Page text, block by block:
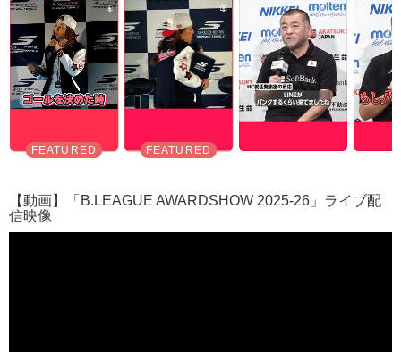
【動画】「B.LEAGUE AWARDSHOW 2025-26」ライブ配
信映像